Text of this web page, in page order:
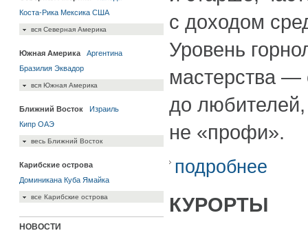
Коста-Рика Мексика США
вся Северная Америка
Южная Америка
Аргентина
Бразилия Эквадор
вся Южная Америка
Ближний Восток
Израиль
Кипр ОАЭ
весь Ближний Восток
Карибские острова
Доминикана Куба Ямайка
все Карибские острова
НОВОСТИ
с доходом
Уровень
мастерства
до любителей,
не «профи».
подробнее
КУРОРТЫ